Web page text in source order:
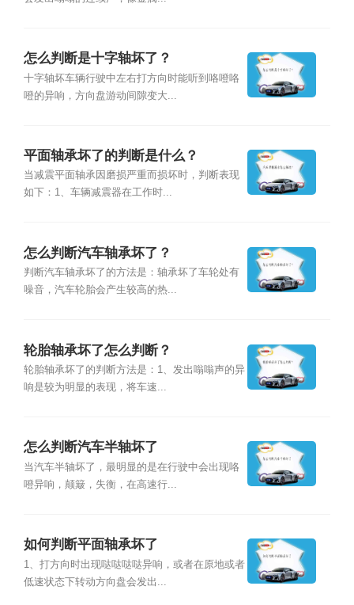
怎么判断是十字轴坏了？
十字轴坏车辆行驶中左右打方向时能听到咯噔咯
噔的异响，方向盘游动间隙变大...
平面轴承坏了的判断是什么？
当减震平面轴承因磨损严重而损坏时，判断表现
如下：1、车辆减震器在工作时...
怎么判断汽车轴承坏了？
判断汽车轴承坏了的方法是：轴承坏了车轮处有
噪音，汽车轮胎会产生较高的热...
轮胎轴承坏了怎么判断？
轮胎轴承坏了的判断方法是：1、发出嗡嗡声的异
响是较为明显的表现，将车速...
怎么判断汽车半轴坏了
当汽车半轴坏了，最明显的是在行驶中会出现咯
噔异响，颠簸，失衡，在高速行...
如何判断平面轴承坏了
1、打方向时出现哒哒哒哒异响，或者在原地或者
低速状态下转动方向盘会发出...